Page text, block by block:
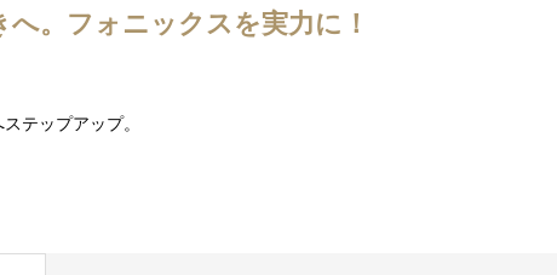
へ。フォニックスを実力に！
テップアップ。